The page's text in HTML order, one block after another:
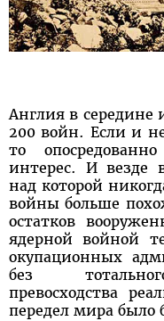
Англия в середине
200 войн. Если и
то
интерес. И везде
над которой
войны больше
остатков
ядерной войной
окупационных
без
превосходства
передел мира было